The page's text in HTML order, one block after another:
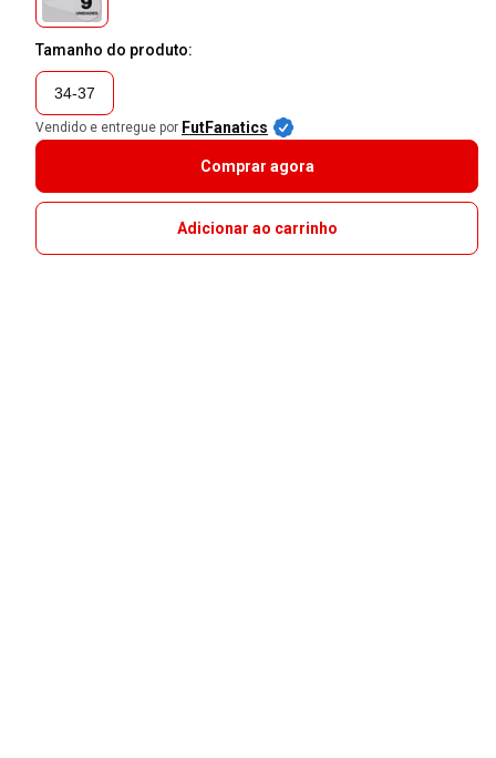
Tamanho do produto:
34-37
Vendido e entregue por FutFanatics
Comprar agora
Adicionar ao carrinho